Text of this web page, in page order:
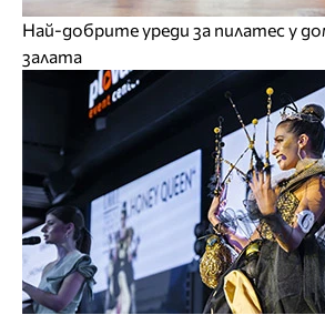
Най-добрите уреди за пилатес у
залата